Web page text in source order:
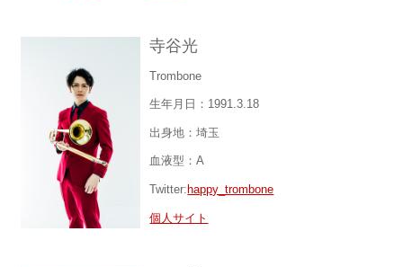
寺谷光
Trombone
生年月日：1991.3.18
出身地：埼玉
血液型：A
Twitter: happy_trombone
個人サイト